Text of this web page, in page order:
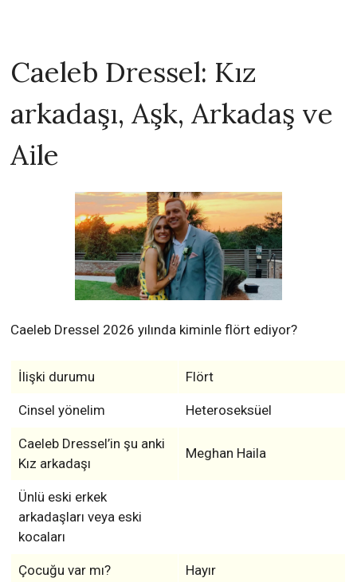
Caeleb Dressel: Kız
arkadaşı, Aşk, Arkadaş ve
Aile
Caeleb Dressel 2026 yılında kiminle flört ediyor?
İlişki durumu Flört
Cinsel yönelim Heteroseksüel
Caeleb Dressel’in şu anki
Kız arkadaşı
Meghan Haila
Ünlü eski erkek
arkadaşları veya eski
kocaları
Çocuğu var mı? Hayır